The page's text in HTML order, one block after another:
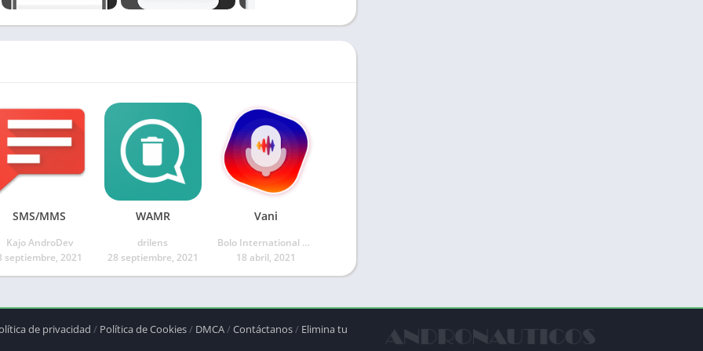
SMS/MMS
Kajo AndroDev
septiembre, 2021
WAMR
drilens
28 septiembre, 2021
Vani
Bolo International Limited
18 abril, 2021
de privacidad / Política de Cookies / DMCA /Contáctanos / Elimina tu